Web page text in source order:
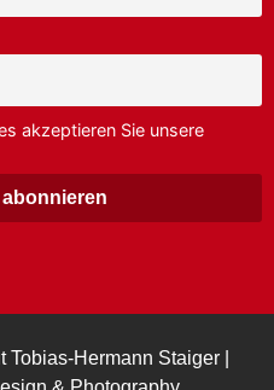
akzeptieren Sie unsere
Tobias-Hermann Staiger|